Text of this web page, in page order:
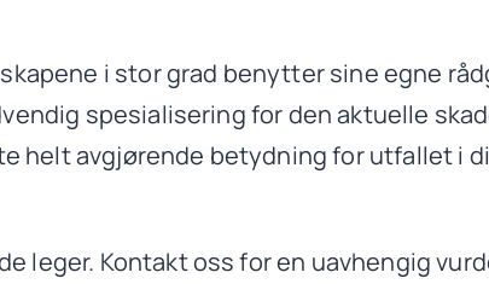
i stor grad benytter sine egne
spesialisering for den aktuelle
helt avgjørende betydning for utfallet i
leger. Kontakt oss for en uavhengig